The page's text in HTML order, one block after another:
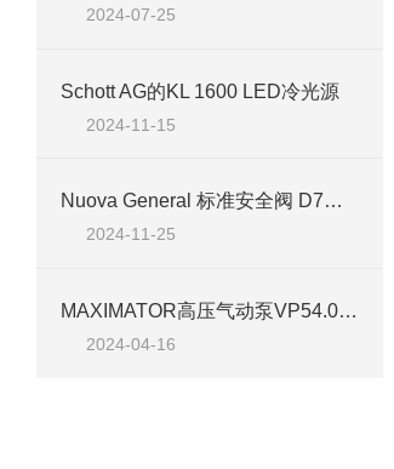
2024-07-25
Schott AG的KL 1600 LED冷光源
2024-11-15
Nuova General 标准安全阀 D7：北京汉达森经销产品技术深度剖析
2024-11-25
MAXIMATOR高压气动泵VP54.00.208案例分析
2024-04-16